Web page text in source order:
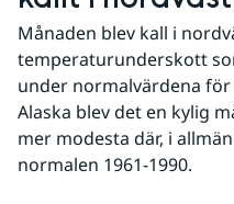
Månaden blev kall i
temperaturunderskott
under normalvärdena för
Alaska blev det en kylig
mer modesta där, i
normalen 1961-1990.